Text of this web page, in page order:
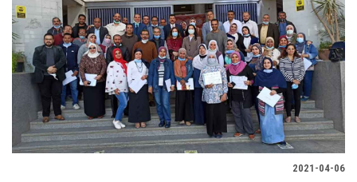
2021-04-06